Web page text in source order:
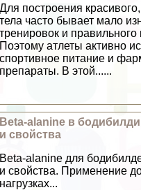
Для построения
тела часто бывает мало
тренировок и правильного
Поэтому атлеты активно
спортивное питание и
препараты. В этой......
Beta-alanine в
и свойства
Beta-alanine для
и свойства. Применение
нагрузках...